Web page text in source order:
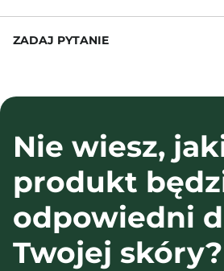
ZADAJ PYTANIE
Nie wiesz,
produkt
odpowiedni
Twojej skóry?